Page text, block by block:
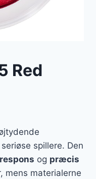
Red
spillere. Den
og præcis
mens materialerne